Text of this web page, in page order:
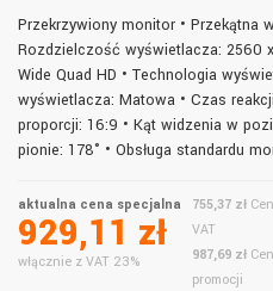
Przekrzywiony monitor • Przekątna
Rozdzielczość wyświetlacza: 2560
Wide Quad HD • Technologia
wyświetlacza: Matowa • Czas
proporcji: 16:9 • Kąt widzenia w
pionie: 178° • Obsługa standardu
aktualna cena specjalna
929,11 zł
włącznie z VAT 23%
755,37 zł
VAT
987,69 zł
promocji